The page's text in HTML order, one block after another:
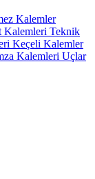
Kalemler
Kalemleri Teknik
Keçeli Kalemler
Kalemleri Uçlar